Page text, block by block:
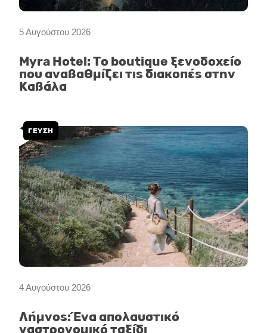
5 Αυγούστου 2026
Myra Hotel: Το boutique ξενοδοχείο
που αναβαθμίζει τις διακοπές στην
Καβάλα
4 Αυγούστου 2026
ΓΕΥΣΗ
Λήμνος: Ένα απολαυστικό
γαστρονομικό ταξίδι